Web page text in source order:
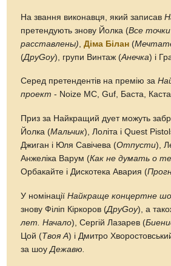
На звання виконавця, який записав
претендують знову Йолка (Все точки
расставлены) ,Діма Білан (
(ДруGoy), групи Винтаж (Анечка) і
Серед претендентів на премію за
проект - Noize MC, Guf, Баста,
Приз за Найкращий дует можуть
Йолка (Мальчик), Лоліта і Quest
Джиган і Юля Савічева (Отпусти),
Анжеліка Варум (Как не думать о
Орбакайте і Дискотека Авария (
У номінаціїНайкраще концертне
знову Філіп Кіркоров (ДруGoy), а
лет. Начало), Сергій Лазарев (
Цой (Твоя А) і Дмитро
за шоуДежавю.